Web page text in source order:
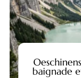
baignade